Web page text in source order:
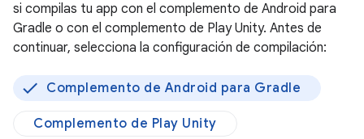
si compilas tu app con el complemento de Android para
Gradle o con el complemento de Play Unity. Antes de
continuar, selecciona la configuración de compilación:
Complemento de Android para Gradle
Complemento de Play Unity